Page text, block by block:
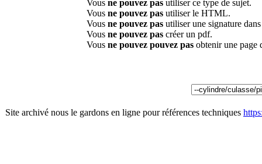
Vous ne pouvez pas utiliser ce type de sujet.
Vous ne pouvez pas utiliser le HTML.
Vous ne pouvez pas utiliser une signature
Vous ne pouvez pas créer un pdf.
Vous ne pouvez pouvez pas obtenir une page
Site archivé nous le gardons en ligne pour références techniques